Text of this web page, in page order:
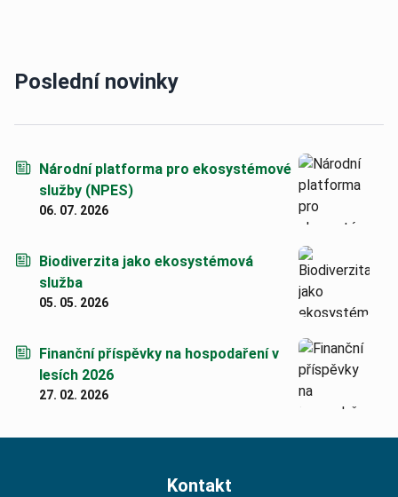
Poslední novinky
Národní platforma pro ekosystémové
služby (NPES)
06. 07. 2026
Biodiverzita jako ekosystémová
služba
05. 05. 2026
Finanční příspěvky na hospodaření v
lesích 2026
27. 02. 2026
Kontakt